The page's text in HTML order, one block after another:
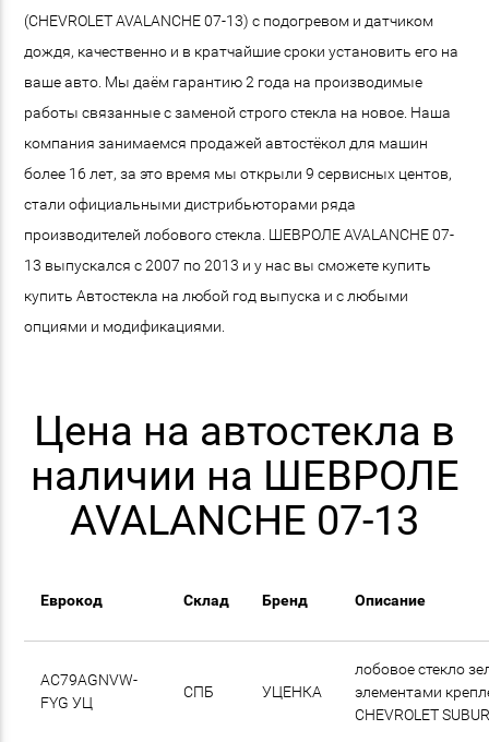
(CHEVROLET AVALANCHE 07-13) с подогревом и датчиком
дождя, качественно и в кратчайшие сроки установить его на
ваше авто. Мы даём гарантию 2 года на производимые
работы связанные с заменой строго стекла на новое. Наша
компания занимаемся продажей автостёкол для машин
более 16 лет, за это время мы открыли 9 сервисных центов,
стали официальными дистрибьюторами ряда
производителей лобового стекла. ШЕВРОЛЕ AVALANCHE 07-
13 выпускался с 2007 по 2013 и у нас вы сможете купить
купить Автостекла на любой год выпуска и с любыми
опциями и модификациями.
Цена на автостекла в
наличии на ШЕВРОЛЕ
AVALANCHE 07-13
Еврокод Склад Бренд Описание
AC79AGNVW-
FYG УЦ
СПБ УЦЕНКА
лобовое стекло
элементами
CHEVROLET